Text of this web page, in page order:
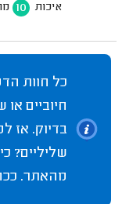
איכות 10
כל חוות
חיוביים או
בדיוק. אז
שליליים?
מהאתר.